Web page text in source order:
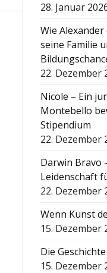
28. Januar
Wie
seine Familie
22. Dezember
Nicole – Ein
Montebello
Stipendium
22. Dezember
Darwin Bravo
Leidenschaft
22. Dezember
Wenn Kunst
15. Dezember
Die
15. Dezember